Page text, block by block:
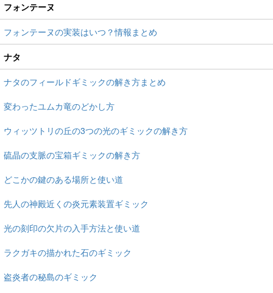
フォンテーヌ
フォンテーヌの実装はいつ？情報まとめ
ナタ
ナタのフィールドギミックの解き方まとめ
変わったユムカ竜のどかし方
ウィッツトリの丘の3つの光のギミックの解き方
硫晶の支脈の宝箱ギミックの解き方
どこかの鍵のある場所と使い道
先人の神殿近くの炎元素装置ギミック
光の刻印の欠片の入手方法と使い道
ラクガキの描かれた石のギミック
盗炎者の秘島のギミック